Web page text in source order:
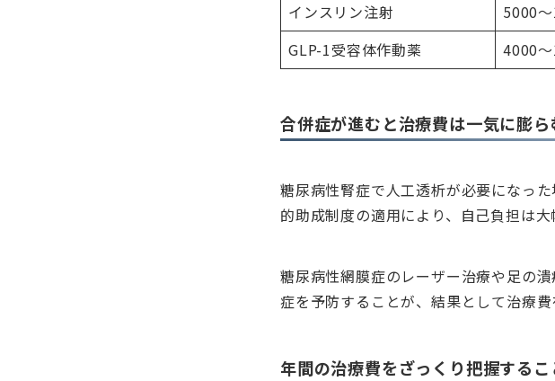
インスリン注射
5000
GLP-1受容体作動薬
4000
合併症が進むと治療費は一気に膨ら
糖尿病性腎症で人工透析が必要になっ
的助成制度の適用により、自己負担は大
糖尿病性網膜症のレーザー治療や足の
症を予防することが、結果として治療
年間の治療費をざっくり把握する